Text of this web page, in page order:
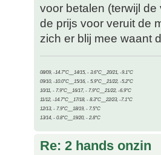
voor betalen (terwijl
de prijs voor veruit de
zich er blij mee waant
08/09, -14.7°C__14/15, - 3.6°C__20/21, -9.1°C
09/10, -10.0°C__15/16, - 5.9°C__21/22, -5.2°C
10/11, - 7.9°C__16/17, - 7.9°C__21/22, -6.9°C
11/12, -14.7°C__17/18, - 8.3°C__22/23, -7.1°C
12/13, - 7.9°C__18/19, - 7.5°C
13/14, - 0.8°C__19/20, - 2.8°C
Re: 2 hands onzin